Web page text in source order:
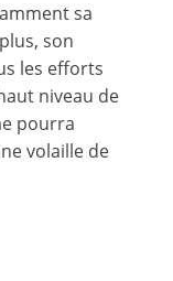
sa
son
les efforts
niveau de
pourra
volaille de